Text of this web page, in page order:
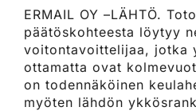
ERMAIL OY –LÄHTÖ.
päätöskohteesta löytyy
voitontavoittelijaa, jotka
ottamatta ovat
on todennäköinen
myöten lähdön